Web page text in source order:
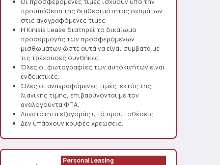
προϋπόθεση της διαθεσιμότητας οχημάτων
στις αναγραφόμενες τιμές
Η Kinisis Lease διατηρεί το δικαίωμα
προσαρμογής των προσφερόμενων
μισθωμάτων ώστε αυτά να είναι συμβατά με
τις τρέχουσες συνθήκες.
Όλες οι φωτογραφίες των αυτοκινήτων είναι
ενδεικτικές.
Όλες οι αναγραφόμενες τιμές, εκτός της
λιανικής τιμής, επιβαρύνονται με τον
αναλογούντα ΦΠΑ.
Δυνατότητα εξαγοράς υπό προϋποθέσεις
Δεν υπάρχουν κρυφές χρεώσεις.
Personal Leasing